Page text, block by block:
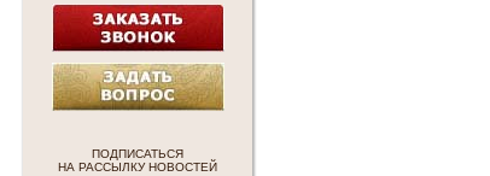
ПОДПИСАТЬСЯ
НА РАССЫЛКУ НОВОСТЕЙ